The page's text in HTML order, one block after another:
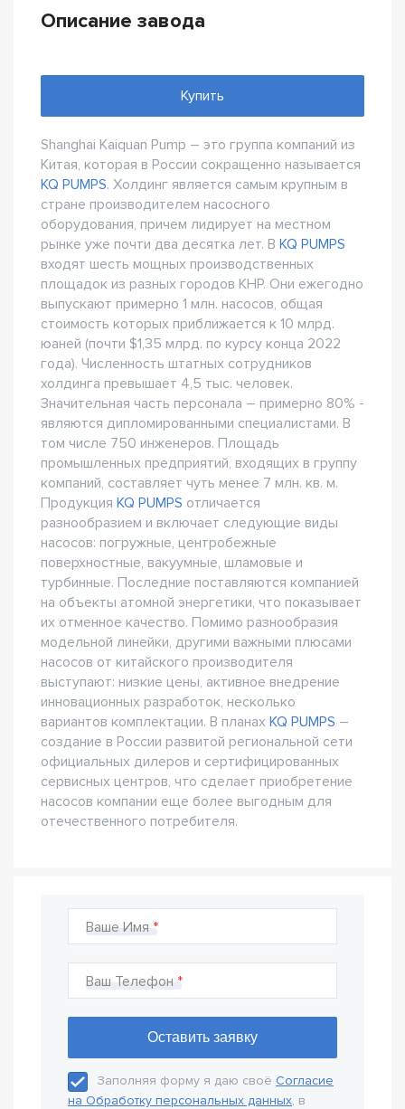
Описание завода
Купить
Shanghai Kaiquan Pump – это группа компаний из
Китая, которая в России сокращенно называется
KQ PUMPS. Холдинг является самым крупным в
стране производителем насосного
оборудования, причем лидирует на местном
рынке уже почти два десятка лет. В KQ PUMPS
входят шесть мощных производственных
площадок из разных городов КНР. Они ежегодно
выпускают примерно 1 млн. насосов, общая
стоимость которых приближается к 10 млрд.
юаней (почти $1,35 млрд. по курсу конца 2022
года). Численность штатных сотрудников
холдинга превышает 4,5 тыс. человек.
Значительная часть персонала – примерно 80% -
являются дипломированными специалистами. В
том числе 750 инженеров. Площадь
промышленных предприятий, входящих в группу
компаний, составляет чуть менее 7 млн. кв. м.
Продукция KQ PUMPS отличается
разнообразием и включает следующие виды
насосов: погружные, центробежные
поверхностные, вакуумные, шламовые и
турбинные. Последние поставляются компанией
на объекты атомной энергетики, что показывает
их отменное качество. Помимо разнообразия
модельной линейки, другими важными плюсами
насосов от китайского производителя
выступают: низкие цены, активное внедрение
инновационных разработок, несколько
вариантов комплектации. В планах KQ PUMPS –
создание в России развитой региональной сети
официальных дилеров и сертифицированных
сервисных центров, что сделает приобретение
насосов компании еще более выгодным для
отечественного потребителя.
Ваше Имя
Ваш Телефон
Заполняя форму я даю своё Согласие
на Обработку персональных данных, в